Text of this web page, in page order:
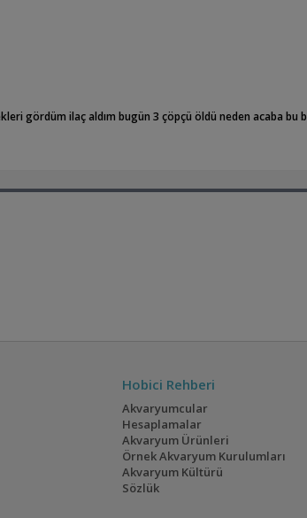
gördüm ilaç aldım bugün 3 çöpçü öldü neden acaba bu
Hobici Rehberi
Akvaryumcular
Hesaplamalar
Akvaryum Ürünleri
Örnek Akvaryum Kurulumları
Akvaryum Kültürü
Sözlük